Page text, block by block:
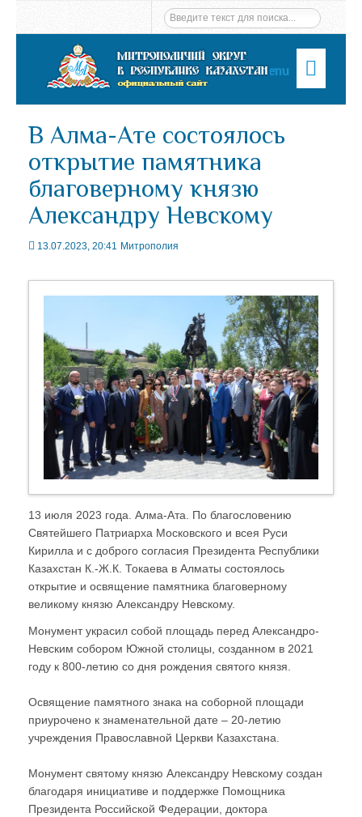
Menu
В Алма-Ате состоялось
открытие памятника
благоверному князю
Александру Невскому
13.07.2023, 20:41 Митрополия
13 июля 2023 года. Алма-Ата. По благословению
Святейшего Патриарха Московского и всея Руси
Кирилла и с доброго согласия Президента Республики
Казахстан К.-Ж.К. Токаева в Алматы состоялось
открытие и освящение памятника благоверному
великому князю Александру Невскому.
Монумент украсил собой площадь перед Александро-
Невским собором Южной столицы, созданном в 2021
году к 800-летию со дня рождения святого князя.
Освящение памятного знака на соборной площади
приурочено к знаменательной дате – 20-летию
учреждения Православной Церкви Казахстана.
Монумент святому князю Александру Невскому создан
благодаря инициативе и поддержке Помощника
Президента Российской Федерации, доктора